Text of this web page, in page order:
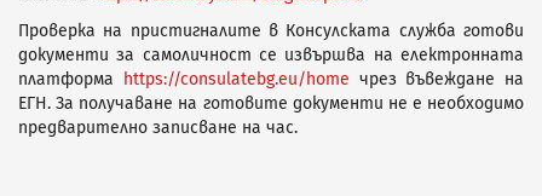
Проверка на пристигналите в Консулската служба готови
документи за самоличност се извършва на електронната
платформа
https://consulatebg.eu/home чрез въвеждане на
ЕГН. За получаване на готовите документи не е необходимо
предварително записване на час.